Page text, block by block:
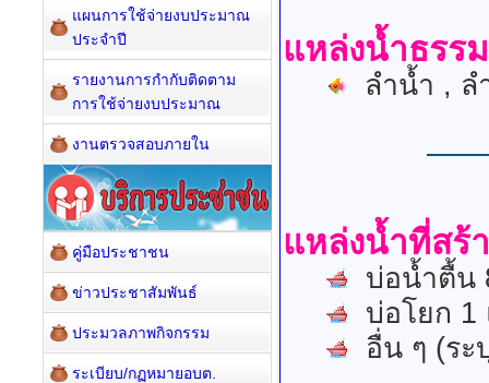
แหล่งน้ำธรร
ลำน้ำ , ล
แหล่งน้ำที่สร้
บ่อน้ำตื้น
บ่อโยก 1
อื่น ๆ (ระ
แผนการใช้จ่ายงบประมาณ
ประจำปี
รายงานการกำกับติดตาม
การใช้จ่ายงบประมาณ
งานตรวจสอบภายใน
คู่มือประชาชน
ข่าวประชาสัมพันธ์
ประมวลภาพกิจกรรม
ระเบียบ/กฏหมายอบต.